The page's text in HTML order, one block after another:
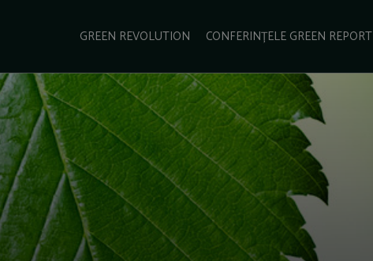
GREEN REVOLUTION CONFERINȚELE GREEN REPORT
SCHIMBĂRI CLIMATICE